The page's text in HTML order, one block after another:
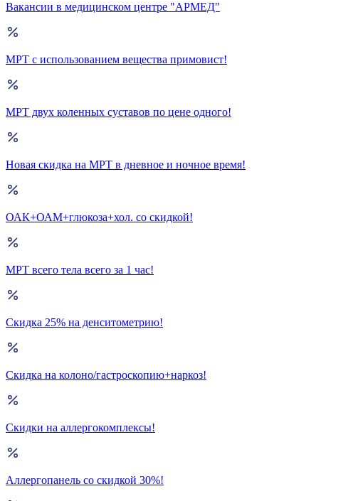
Вакансии в медицинском центре "АРМЕД"
МРТ с использованием вещества примовист!
МРТ двух коленных суставов по цене одного!
Новая скидка на МРТ в дневное и ночное время!
ОАК+ОАМ+глюкоза+хол. со скидкой!
МРТ всего тела всего за 1 час!
Скидка 25% на денситометрию!
Скидка на колоно/гастроскопию+наркоз!
Скидки на аллергокомплексы!
Аллергопанель со скидкой 30%!